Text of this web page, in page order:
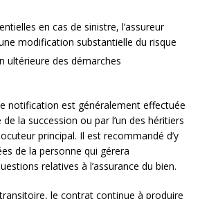
en cas de sinistre, l’assureur
modification substantielle du risque
ultérieure des démarches
notification est généralement effectuée
de la succession ou par l’un des héritiers
principal. Il est recommandé d’y
de la personne qui gérera
relatives à l’assurance du bien.
le contrat continue à produire